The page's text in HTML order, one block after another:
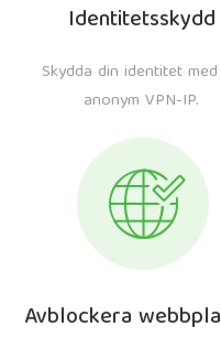
Identitetsskydd
Skydda din identitet
anonym VPN-IP.
Avblockera